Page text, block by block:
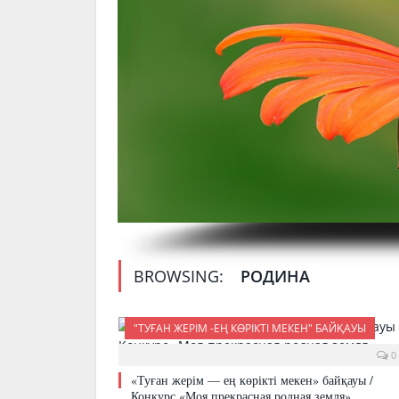
BROWSING: РОДИНА
"ТУҒАН ЖЕРІМ -ЕҢ КӨРІКТІ МЕКЕН" БАЙҚАУЫ
0
«Туған жерім — ең көрікті мекен» байқауы /
Конкурс «Моя прекрасная родная земля»